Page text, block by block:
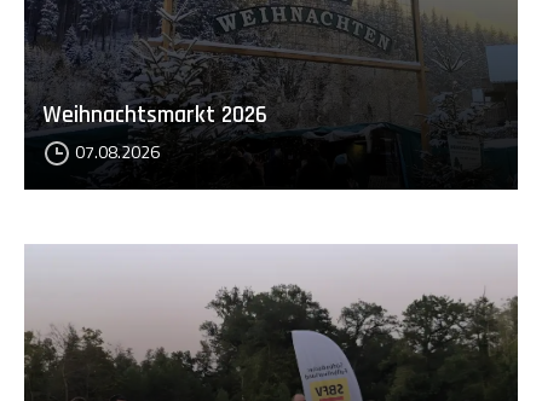
Weihnachtsmarkt 2026
07.08.2026